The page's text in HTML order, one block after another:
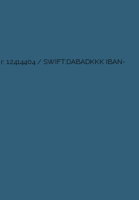
12414404 / SWIFT:DABADKKK IBAN-